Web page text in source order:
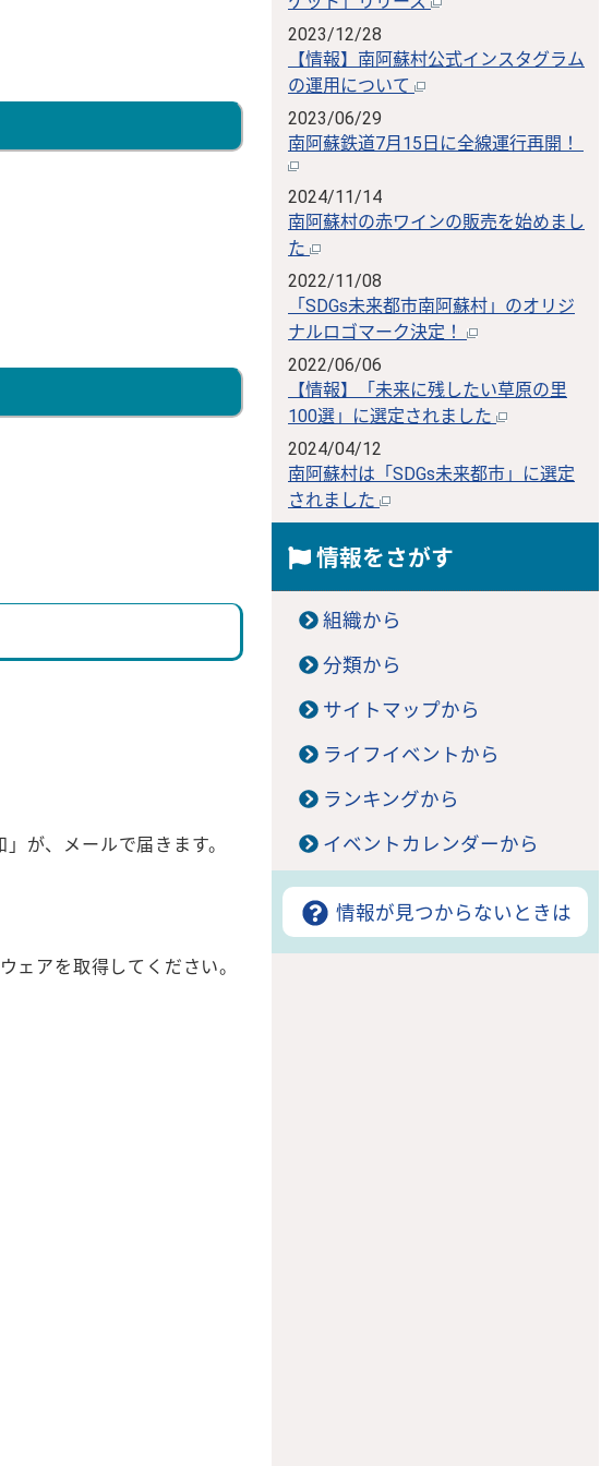
が、メールで届きます。
ェアを取得してください。
2023/12/28
【情報】南阿蘇村公式インスタグラム
の運用について
2023/06/29
南阿蘇鉄道7月15日に全線運行再開！
2024/11/14
南阿蘇村の赤ワインの販売を始めまし
た
2022/11/08
「SDGs未来都市南阿蘇村」のオリジ
ナルロゴマーク決定！
2022/06/06
【情報】「未来に残したい草原の里
100選」に選定されました
2024/04/12
南阿蘇村は「SDGs未来都市」に選定
されました
情報をさがす
組織から
分類から
サイトマップから
ライフイベントから
ランキングから
イベントカレンダーから
情報が見つからないときは